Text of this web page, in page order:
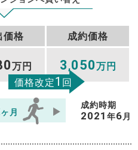
価格 成約価格
万円 3 ,050万円
価格改定1 回
ヶ月
成約時期
2021 年6 月